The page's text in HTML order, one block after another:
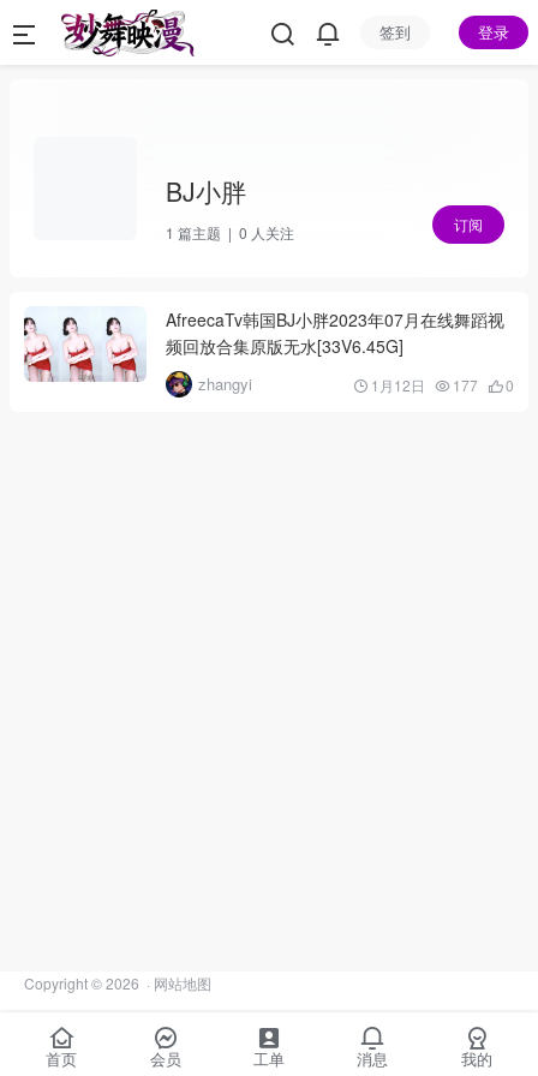
签到 登录
BJ小胖
1 篇主题 | 0 人关注 订阅
AfreecaTv韩国BJ小胖2023年07月在线舞蹈视
频回放合集原版无水[33V6.45G]
zhangyi 1月12日 177 0
Copyright © 2026 · 网站地图
首页 会员 工单 消息 我的